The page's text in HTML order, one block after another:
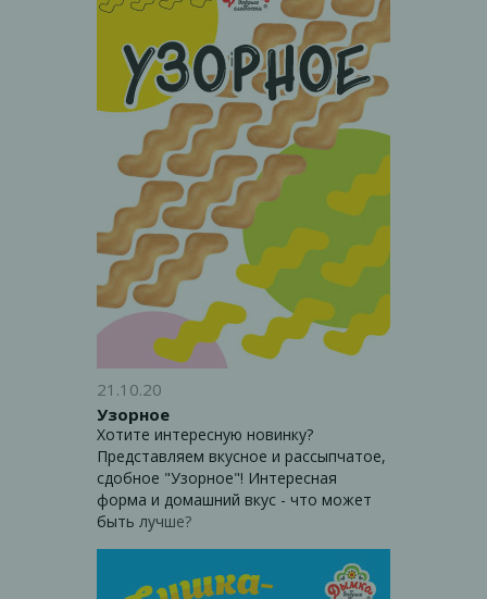
21.10.20
Узорное
Хотите интересную новинку?
Представляем вкусное и рассыпчатое,
сдобное "Узорное"! Интересная
форма и домашний вкус - что может
быть лучше?